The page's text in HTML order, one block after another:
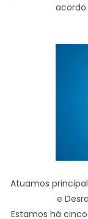
Atuamos
e
Estamos há